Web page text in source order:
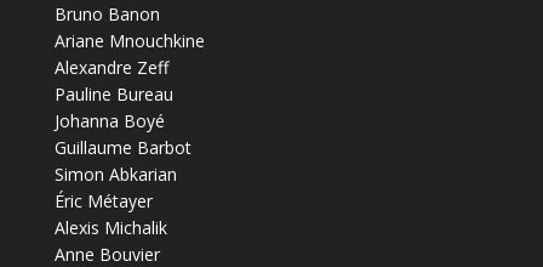
Bruno Banon
Ariane Mnouchkine
Alexandre Zeff
Pauline Bureau
Johanna Boyé
Guillaume Barbot
Simon Abkarian
Éric Métayer
Alexis Michalik
Anne Bouvier